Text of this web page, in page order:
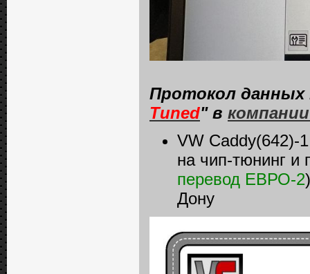
Протокол
Tuned" в
VW Caddy(642)-
на чип-тюнинг и
перевод ЕВРО-2
Дону